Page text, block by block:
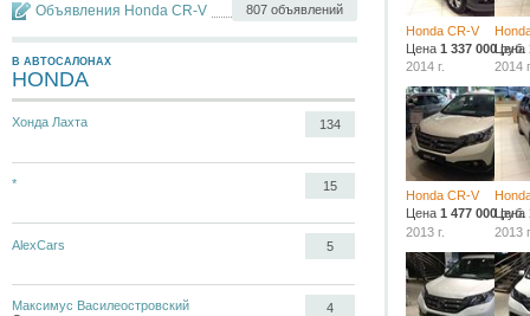
807 объявлений
Объявления Honda CR-V
В АВТОСАЛОНАХ
HONDA
Хонда Лахта 134
* 15
AlexCars 5
Максимус Василеостровский
4
Honda CR-V
Цена 1 337 000 руб.
2014 г.
Цена
2014
Honda CR-V
Цена 1 477 000руб.
2013 г.
Цена
2013